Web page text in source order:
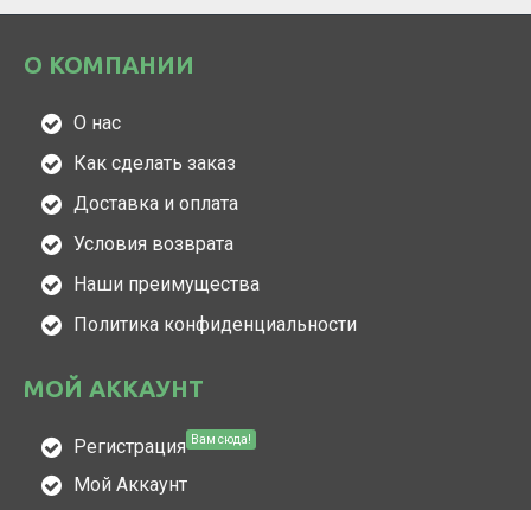
О КОМПАНИИ
О нас
Как сделать заказ
Доставка и оплата
Условия возврата
Наши преимущества
Политика конфиденциальности
МОЙ АККАУНТ
Регистрация Вам сюда!
Мой Аккаунт